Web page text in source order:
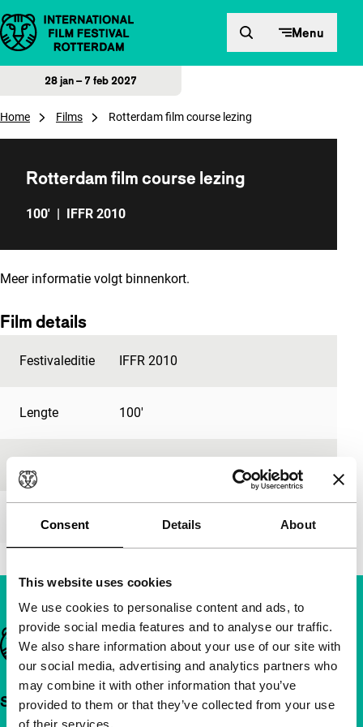
Consent Details About
This website uses cookies
We use cookies to personalise content and ads, to
provide social media features and to analyse our traffic.
We also share information about your use of our site with
our social media, advertising and analytics partners who
may combine it with other information that you’ve
provided to them or that they’ve collected from your use
of their services.
Direct naar inhoud Menu
28 jan – 7 feb 2027
Home Films Rotterdam film course lezing
Rotterdam film course lezing
100' | IFFR 2010
Meer informatie volgt binnenkort.
Film details
Festivaleditie IFFR 2010
Lengte 100'
Première status
Belangrijke links
Snel naar